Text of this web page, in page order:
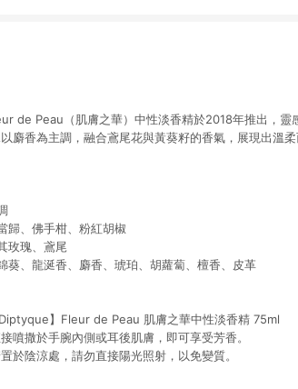
de Peau（肌膚之華）中性淡香精於2018年推出，靈
麝香為主調，融合鳶尾花與黃葵籽的香氣，展現出溫柔
歸、佛手柑、粉紅胡椒
玫瑰、鳶尾
葵、龍涎香、麝香、琥珀、胡蘿蔔、檀香、皮革
】Fleur de Peau 肌膚之華中性淡香精 75ml
噴撒於手腕內側或耳後肌膚，即可享受芳香。
於陰涼處，請勿直接陽光照射，以免變質。